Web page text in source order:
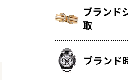
ブランド
取
ブランド